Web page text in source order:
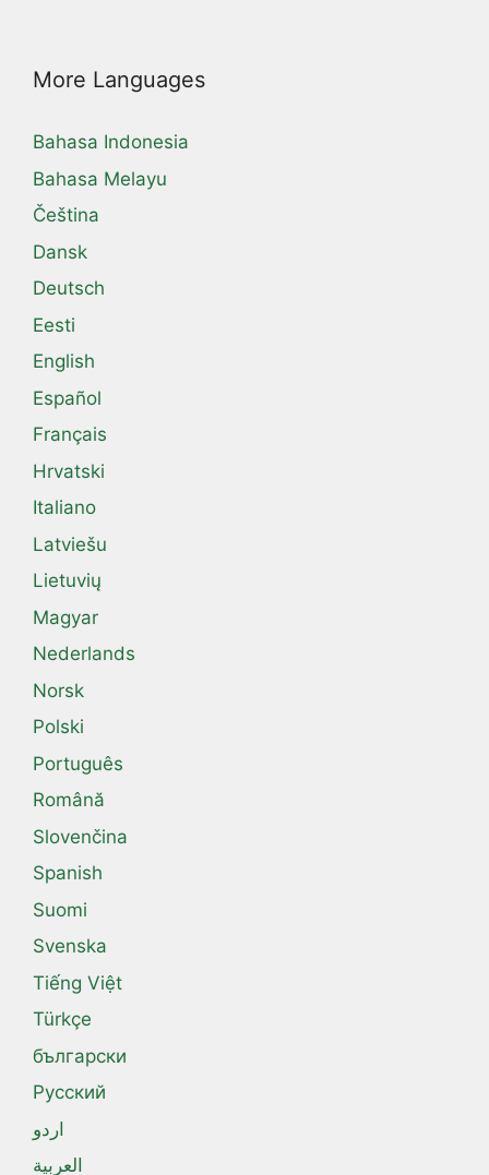
More Languages
Bahasa Indonesia
Bahasa Melayu
Čeština
Dansk
Deutsch
Eesti
English
Español
Français
Hrvatski
Italiano
Latviešu
Lietuvių
Magyar
Nederlands
Norsk
Polski
Português
Română
Slovenčina
Spanish
Suomi
Svenska
Tiếng Việt
Türkçe
български
Русский
اردو
العربية